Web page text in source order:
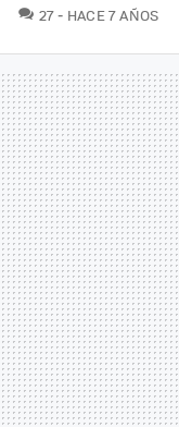
27COMENTARIOS
HACE 7 AÑOS